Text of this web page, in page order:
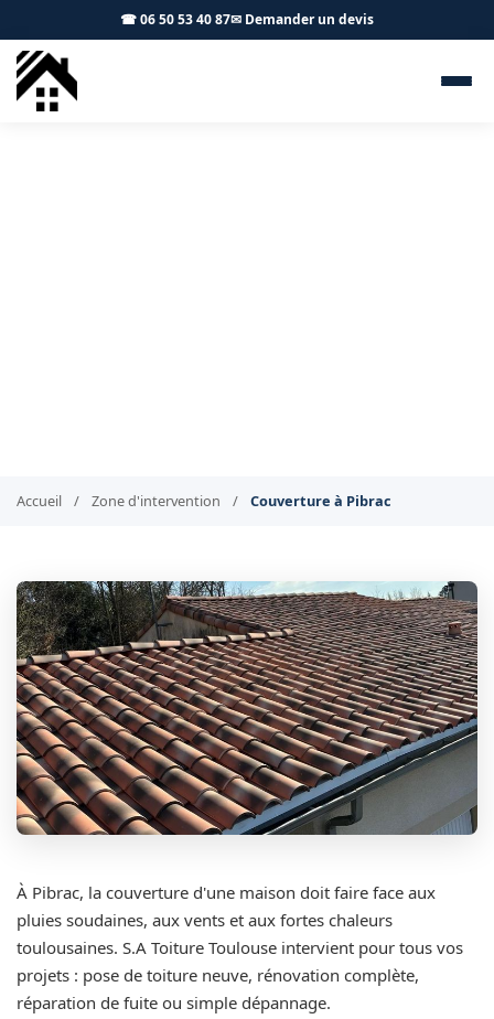
☎ 06 50 53 40 87✉ Demander un devis
Accueil / Zone d'intervention / Couverture à Pibrac
À Pibrac, la couverture d'une maison doit faire face aux
pluies soudaines, aux vents et aux fortes chaleurs
toulousaines. S.A Toiture Toulouse intervient pour tous vos
projets : pose de toiture neuve, rénovation complète,
réparation de fuite ou simple dépannage.